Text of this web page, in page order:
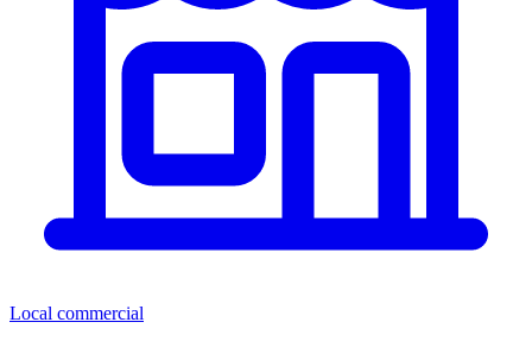
Local commercial